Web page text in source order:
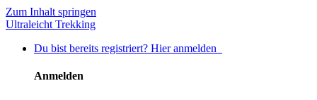
Zum Inhalt springen
Ultraleicht Trekking
Du bist bereits registriert? Hier anmelden
Anmelden